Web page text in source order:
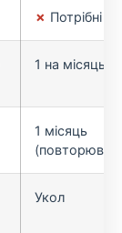
✗ Потрібні
1 на місяць
1 місяць
Укол